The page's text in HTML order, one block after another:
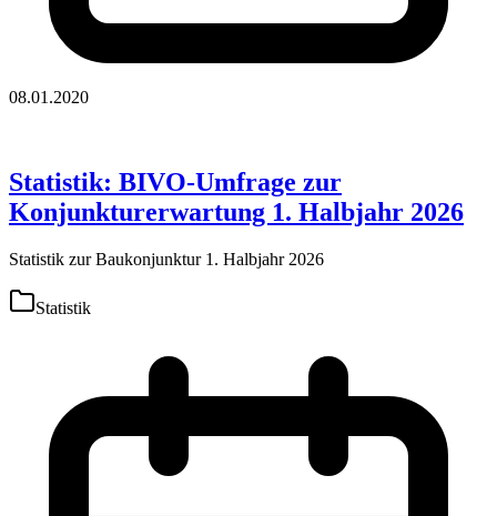
08.01.2020
Statistik: BIVO-Umfrage zur
Konjunkturerwartung 1. Halbjahr 2026
Statistik zur Baukonjunktur 1. Halbjahr 2026
Statistik